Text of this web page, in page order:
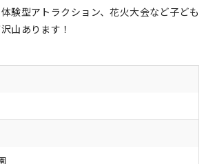
験型アトラクション、花火大会など子ども
山あります！